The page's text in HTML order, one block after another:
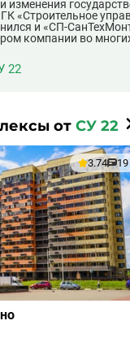
изменения
«Строительное
и «СП-
компании во
22
от СУ 22
3.74 19